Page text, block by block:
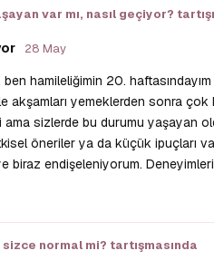
var mı, nasıl geçiyor?
28 May
hamileliğimin 20.
akşamları yemeklerden sonra
ama sizlerde bu durumu yaşayan
öneriler ya da küçük ipuçları
biraz endişeleniyorum.
normal mi? tartışmasında